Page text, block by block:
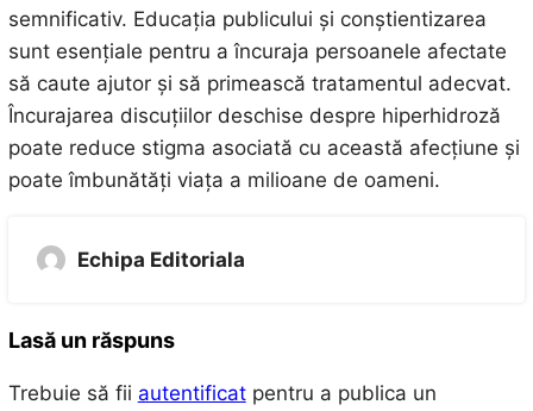
semnificativ. Educația publicului și conștientizarea
sunt esențiale pentru a încuraja persoanele afectate
să caute ajutor și să primească tratamentul adecvat.
Încurajarea discuțiilor deschise despre hiperhidroză
poate reduce stigma asociată cu această afecțiune și
poate îmbunătăți viața a milioane de oameni.
Echipa Editoriala
Lasă un răspuns
Trebuie să fii autentificatpentru a publica un